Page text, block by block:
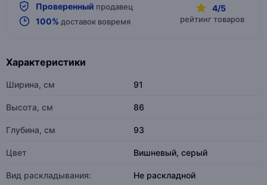
Проверенный продавец
100% доставок вовремя
4/5
рейтинг товаров
Характеристики
Ширина, см 91
Высота, см 86
Глубина, см 93
Цвет Вишневый, серый
Вид раскладывания: Не раскладной